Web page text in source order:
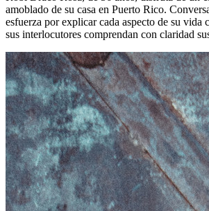
amoblado de su casa en Puerto Rico.
esfuerza por explicar cada aspecto de su vida
sus interlocutores comprendan con claridad